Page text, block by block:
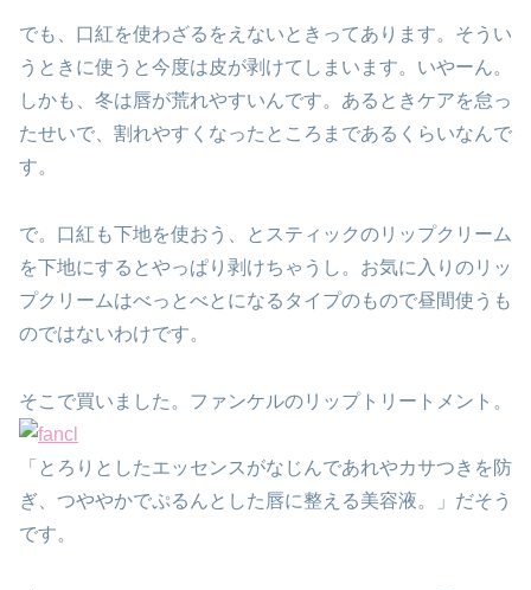
でも、口紅を使わざるをえないときってあります。そうい
うときに使うと今度は皮が剥けてしまいます。いやーん。
しかも、冬は唇が荒れやすいんです。あるときケアを怠っ
たせいで、割れやすくなったところまであるくらいなんで
す。
で。口紅も下地を使おう、とスティックのリップクリーム
を下地にするとやっぱり剥けちゃうし。お気に入りのリッ
プクリームはべっとべとになるタイプのもので昼間使うも
のではないわけです。
そこで買いました。ファンケルのリップトリートメント。
「とろりとしたエッセンスがなじんであれやカサつきを防
ぎ、つややかでぷるんとした唇に整える美容液。」だそう
です。